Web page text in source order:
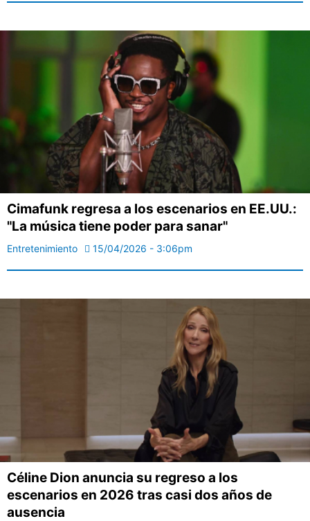
Cimafunk regresa a los escenarios en EE.UU.:
"La música tiene poder para sanar"
Entretenimiento 15/04/2026 - 3:06pm
Céline Dion anuncia su regreso a los
escenarios en 2026 tras casi dos años de
ausencia